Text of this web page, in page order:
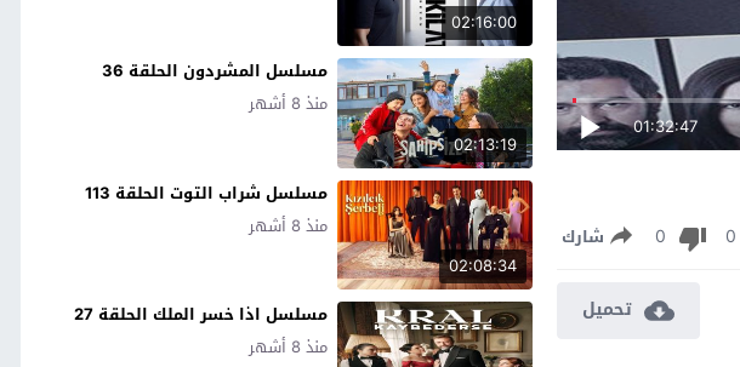
01:32:47
0
0 شارك
تحميل
02:16:00
02:13:19
مسلسل المشردون الحلقة 36
منذ 8 أشهر
02:08:34
مسلسل شراب التوت الحلقة 113
منذ 8 أشهر
مسلسل اذا خسر الملك الحلقة 27
منذ 8 أشهر